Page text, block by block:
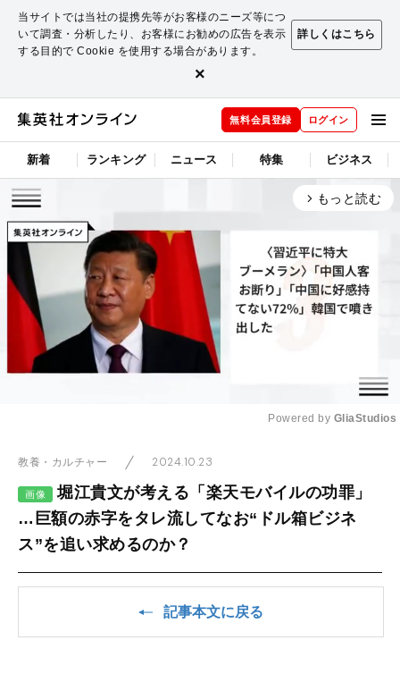
当サイトでは当社の提携先等がお客様のニーズ等につ
いて調査・分析したり、お客様にお勧めの広告を表示
する目的で Cookie を使用する場合があります。
詳しくはこちら
×
無料会員登録 ログイン
新着 ランキング ニュース 特集 ビジネス
arrow_forward_ios もっと読む
Powered by GliaStudios
教養・カルチャー 2024.10.23
画像
堀江貴文が考える「楽天モバイルの功罪」
…巨額の赤字をタレ流してなお“ドル箱ビジネ
ス”を追い求めるのか？
記事本文に戻る